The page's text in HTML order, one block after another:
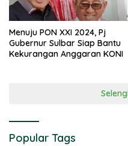
Menuju PON XXI 2024, Pj
Gubernur Sulbar Siap Bantu
Kekurangan Anggaran KONI
Popular Tags